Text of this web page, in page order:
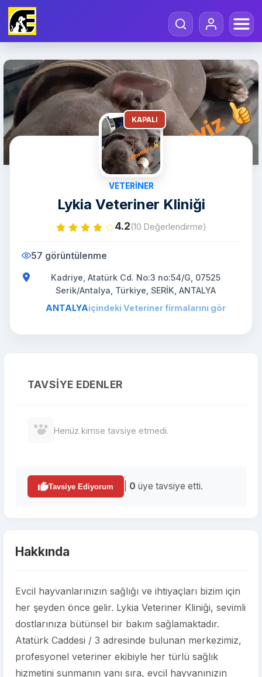
KAPALI
VETERINER
Lykia Veteriner Kliniği
4.2(10 Değerlendirme)
57 görüntülenme
Kadriye, Atatürk Cd. No:3 no:54/G, 07525
Serik/Antalya, Türkiye, SERİK, ANTALYA
ANTALYAiçindeki Veteriner firmalarını gör
TAVSIYE EDENLER
Henüz kimse tavsiye etmedi.
Tavsiye Ediyorum 0 üye tavsiye etti.
Hakkında
Evcil hayvanlarınızın sağlığı ve ihtiyaçları bizim için
her şeyden önce gelir. Lykia Veteriner Kliniği, sevimli
dostlarınıza bütünsel bir bakım sağlamaktadır.
Atatürk Caddesi / 3 adresinde bulunan merkezimiz,
profesyonel veteriner ekibiyle her türlü sağlık
hizmetini sunmanın yanı sıra, evcil hayvanınızın